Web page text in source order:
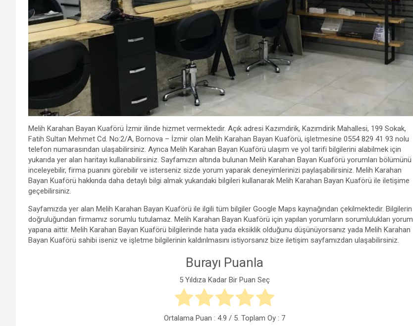
Melih Karahan Bayan Kuaförü İzmir ilinde hizmet vermektedir. Açık adresi Kazımdirik, Kazımdirik Mahallesi, 199 Sokak,
Fatih Sultan Mehmet Cd. No:2/A, Bornova – İzmir olan Melih Karahan Bayan Kuaförü, işletmesine 0554 829 41 93 nolu
telefon numarasından ulaşabilirsiniz. Ayrıca Melih Karahan Bayan Kuaförü ulaşım ve yol tarifi bilgilerini alabilmek için
yukarıda yer alan haritayı kullanabilirsiniz. Sayfamızın altında bulunan Melih Karahan Bayan Kuaförü yorumları bölümünü
inceleyebilir, firma puanını görebilir ve isterseniz sizde yorum yaparak deneyimlerinizi paylaşabilirsiniz. Melih Karahan
Bayan Kuaförü hakkında daha detaylı bilgi almak yukarıdaki bilgileri kullanarak Melih Karahan Bayan Kuaförü ile iletişime
geçebilirsiniz.
Sayfamızda yer alan Melih Karahan Bayan Kuaförü ile ilgili tüm bilgiler Google Maps kaynağından çekilmektedir. Bilgilerin
doğruluğundan firmamız sorumlu tutulamaz. Melih Karahan Bayan Kuaförü için yapılan yorumların sorumlulukları yorum
yapana aittir. Melih Karahan Bayan Kuaförü bilgilerinde hata yada eksiklik olduğunu düşünüyorsanız yada Melih Karahan
Bayan Kuaförü sahibi iseniz ve işletme bilgilerinin kaldırılmasını istiyorsanız bize iletişim sayfamızdan ulaşabilirsiniz.
Burayı Puanla
5 Yıldıza Kadar Bir Puan Seç
Ortalama Puan :4.9 / 5. Toplam Oy : 7